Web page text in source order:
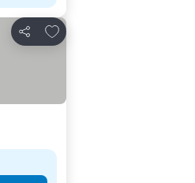
Del
Legg til i favoritter